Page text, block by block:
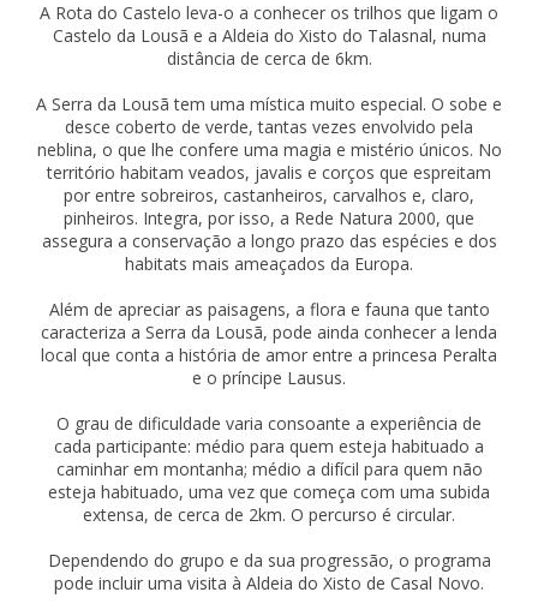
A Rota do Castelo leva-o a conhecer os trilhos que ligam o
Castelo da Lousã e a Aldeia do Xisto do Talasnal, numa
distância de cerca de 6km.
A Serra da Lousã tem uma mística muito especial. O sobe e
desce coberto de verde, tantas vezes envolvido pela
neblina, o que lhe confere uma magia e mistério únicos. No
território habitam veados, javalis e corços que espreitam
por entre sobreiros, castanheiros, carvalhos e, claro,
pinheiros. Integra, por isso, a Rede Natura 2000, que
assegura a conservação a longo prazo das espécies e dos
habitats mais ameaçados da Europa.
Além de apreciar as paisagens, a flora e fauna que tanto
caracteriza a Serra da Lousã, pode ainda conhecer a lenda
local que conta a história de amor entre a princesa Peralta
e o príncipe Lausus.
O grau de dificuldade varia consoante a experiência de
cada participante: médio para quem esteja habituado a
caminhar em montanha; médio a difícil para quem não
esteja habituado, uma vez que começa com uma subida
extensa, de cerca de 2km. O percurso é circular.
Dependendo do grupo e da sua progressão, o programa
pode incluir uma visita à Aldeia do Xisto de Casal Novo.